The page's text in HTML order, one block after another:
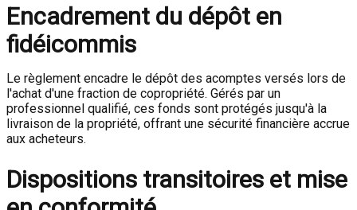
Encadrement du dépôt en
fidéicommis
Le règlement encadre le dépôt des acomptes versés lors de
l'achat d'une fraction de copropriété. Gérés par un
professionnel qualifié, ces fonds sont protégés jusqu'à la
livraison de la propriété, offrant une sécurité financière accrue
aux acheteurs.
Dispositions transitoires et mise